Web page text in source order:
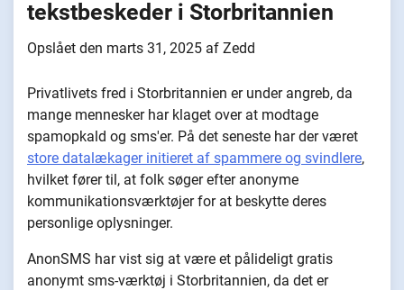
tekstbeskeder i Storbritannien
Opslået den marts 31, 2025 af Zedd
Privatlivets fred i Storbritannien er under angreb, da
mange mennesker har klaget over at modtage
spamopkald og sms'er. På det seneste har der været
store datalækager initieret af spammere og svindlere,
hvilket fører til, at folk søger efter anonyme
kommunikationsværktøjer for at beskytte deres
personlige oplysninger.
AnonSMS har vist sig at være et pålideligt gratis
anonymt sms-værktøj i Storbritannien, da det er